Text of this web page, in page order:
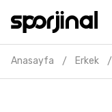
Anasayfa / Erkek /